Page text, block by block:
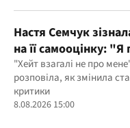
Настя Семчук
на її самооцінку:
"Хейт взагалі не про
розповіла, як змінила
критики
8.08.2026 15:00